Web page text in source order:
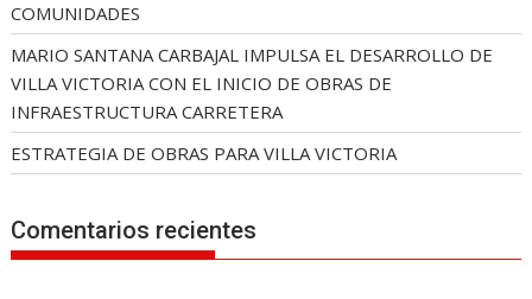
COMUNIDADES
MARIO SANTANA CARBAJAL IMPULSA EL DESARROLLO DE
VILLA VICTORIA CON EL INICIO DE OBRAS DE
INFRAESTRUCTURA CARRETERA
ESTRATEGIA DE OBRAS PARA VILLA VICTORIA
Comentarios recientes